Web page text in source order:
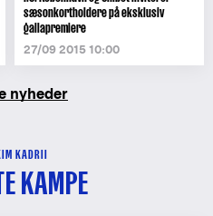
sæsonkortholdere på eksklusiv
gallapremiere
27/09 2015 10:00
nyheder
KADRII
KAMPE